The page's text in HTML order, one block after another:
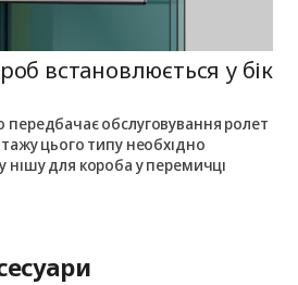
встановлюється у бік
передбачає обслуговування ролет
цього типу необхідно
нішу для короба у перемичці